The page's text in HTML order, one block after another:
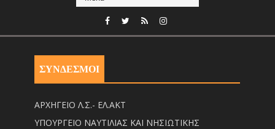
ΣΥΝΔΕΣΜΟΙ
ΑΡΧΗΓΕΙΟ Λ.Σ.- ΕΛ.ΑΚΤ
ΥΠΟΥΡΓΕΙΟ ΝΑΥΤΙΛΙΑΣ ΚΑΙ ΝΗΣΙΩΤΙΚΗΣ